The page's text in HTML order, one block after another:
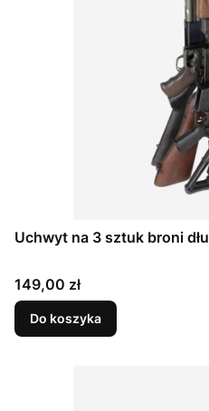
Uchwyt na 3 sztuk broni
Cena
149,00 zł
Do koszyka